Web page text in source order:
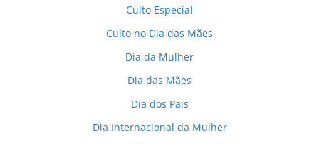
Culto Especial
Culto no Dia das Mães
Dia da Mulher
Dia das Mães
Dia dos Pais
Dia Internacional da Mulher